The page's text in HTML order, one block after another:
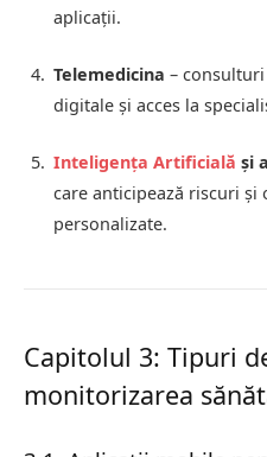
aplicații.
Telemedicina –
digitale și acces la
Inteligența Artificială și
care anticipează riscuri și
personalizate.
Capitolul 3: Tipuri
monitorizarea